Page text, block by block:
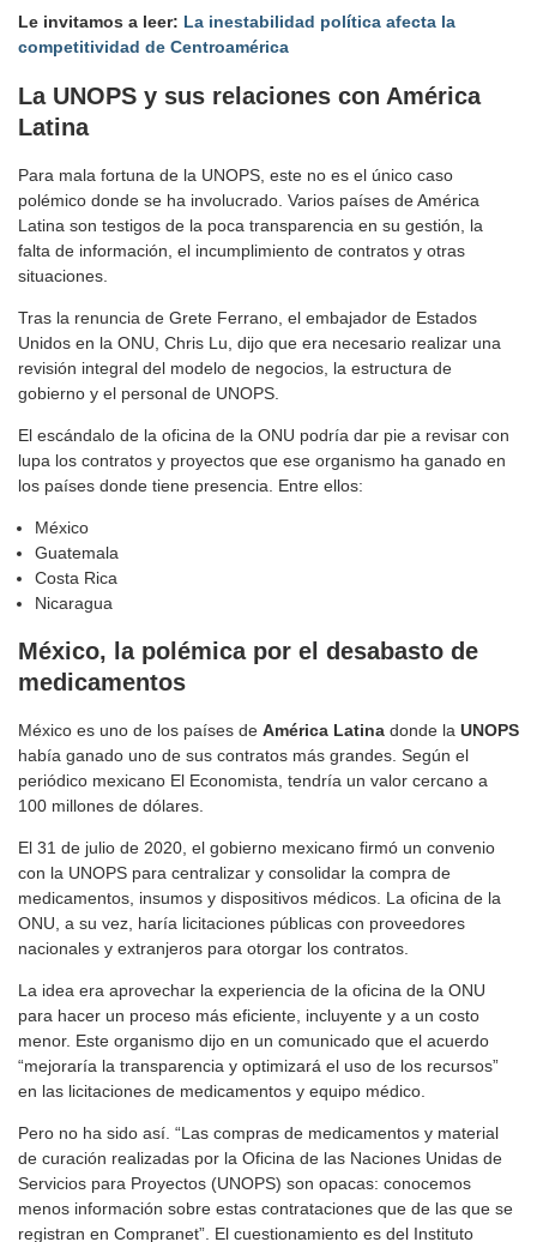
Le invitamos a leer: La inestabilidad política afecta la
competitividad de Centroamérica
La UNOPS y sus relaciones con América
Latina
Para mala fortuna de la UNOPS, este no es el único caso
polémico donde se ha involucrado. Varios países de América
Latina son testigos de la poca transparencia en su gestión, la
falta de información, el incumplimiento de contratos y otras
situaciones.
Tras la renuncia de Grete Ferrano, el embajador de Estados
Unidos en la ONU, Chris Lu, dijo que era necesario realizar una
revisión integral del modelo de negocios, la estructura de
gobierno y el personal de UNOPS.
El escándalo de la oficina de la ONU podría dar pie a revisar con
lupa los contratos y proyectos que ese organismo ha ganado en
los países donde tiene presencia. Entre ellos:
México
Guatemala
Costa Rica
Nicaragua
México, la polémica por el desabasto de
medicamentos
México es uno de los países de América Latina donde la UNOPS
había ganado uno de sus contratos más grandes. Según el
periódico mexicano El Economista, tendría un valor cercano a
100 millones de dólares.
El 31 de julio de 2020, el gobierno mexicano firmó un convenio
con la UNOPS para centralizar y consolidar la compra de
medicamentos, insumos y dispositivos médicos. La oficina de la
ONU, a su vez, haría licitaciones públicas con proveedores
nacionales y extranjeros para otorgar los contratos.
La idea era aprovechar la experiencia de la oficina de la ONU
para hacer un proceso más eficiente, incluyente y a un costo
menor. Este organismo dijo en un comunicado que el acuerdo
“mejoraría la transparencia y optimizará el uso de los recursos”
en las licitaciones de medicamentos y equipo médico.
Pero no ha sido así. “Las compras de medicamentos y material
de curación realizadas por la Oficina de las Naciones Unidas de
Servicios para Proyectos (UNOPS) son opacas: conocemos
menos información sobre estas contrataciones que de las que se
registran en Compranet”. El cuestionamiento es del Instituto